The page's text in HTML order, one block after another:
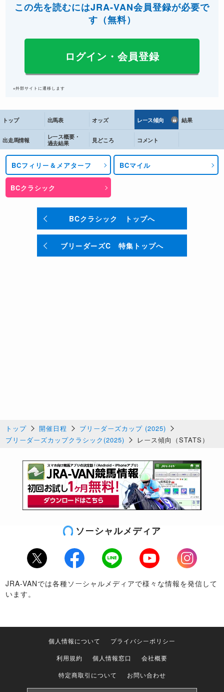
フィアースネス
ジャーナリズム
マインドフレーム
アンティクエリアン 116
ネバダビーチ 115
JRAが10月29日時点での情報を基に作成したレーティン
グでは、1位となったのは日本のフォーエバーヤングで
127。次いでフィアースネスが125となっている。
ゲート番 1着 2着 3着
以下
勝率 連対率
2 1 0 0 9 10% 10% 10%
3 0 0 2 8 0% 0% 20%
4 3 3 0 4 30% 60% 60%
0 0 9 10% 10%
1 10%
7 2 6 0% 40%
8 0 2 2 6 0% 20% 40%
10
1 1 0 3 20% 40%
0 0 1 2 0% 0%
この先を読むにはJRA-VAN会員登録が必要で
す（無料）
ログイン・会員登録
※外部サイトに遷移します
トップ 出馬表 オッズ レース傾向 結果
出走馬情報
レース概要・
過去結果
見どころ コメント
BCフィリー＆メアターフ BCマイル
BCクラシック
BCクラシック トップへ
ブリーダーズC 特集トップへ
トップ 開催日程
ブリーダーズカップ (2025)
ブリーダーズカップクラシック(2025)
レース傾向（STATS）
ソーシャルメディア
Twitter Facebook LINE Youtube
Instagram
JRA-VANでは各種ソーシャルメディアで様々な情報を発信して
います。
個人情報について
プライバシーポリシー
利用規約
個人情報窓口
会社概要
特定商取引について
お問い合わせ